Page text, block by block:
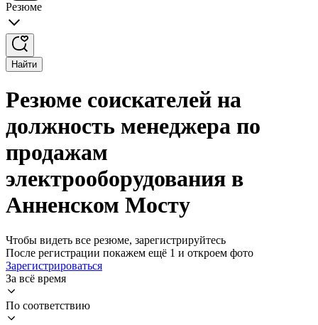
Резюме
Найти
Резюме соискателей на
должность менеджера по
продажам
электрооборудования в
Анненском Мосту
Чтобы видеть все резюме, зарегистрируйтесь
После регистрации покажем ещё 1 и откроем фото
Зарегистрироваться
За всё время
По соответствию